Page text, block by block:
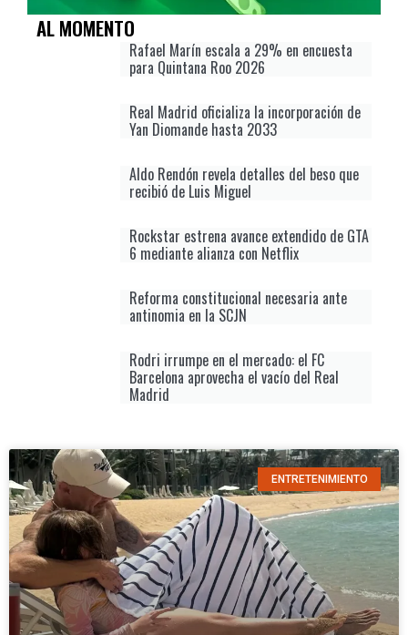
AL MOMENTO
Rafael Marín escala a 29% en encuesta
para Quintana Roo 2026
Real Madrid oficializa la incorporación de
Yan Diomande hasta 2033
Aldo Rendón revela detalles del beso que
recibió de Luis Miguel
Rockstar estrena avance extendido de GTA
6 mediante alianza con Netflix
Reforma constitucional necesaria ante
antinomia en la SCJN
Rodri irrumpe en el mercado: el FC
Barcelona aprovecha el vacío del Real
Madrid
ENTRETENIMIENTO